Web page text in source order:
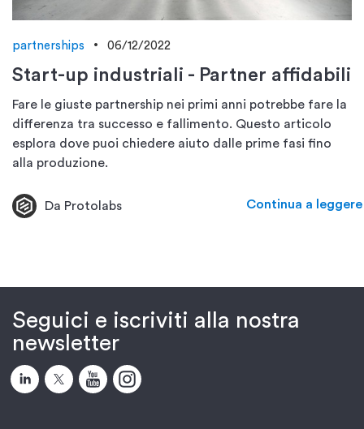
partnerships 06/12/2022
Start-up industriali - Partner affidabili
Fare le giuste partnership nei primi anni potrebbe fare la
differenza tra successo e fallimento. Questo articolo
esplora dove puoi chiedere aiuto dalle prime fasi fino
alla produzione.
Da Protolabs Continua a leggere
Seguici e iscriviti alla nostra
newsletter